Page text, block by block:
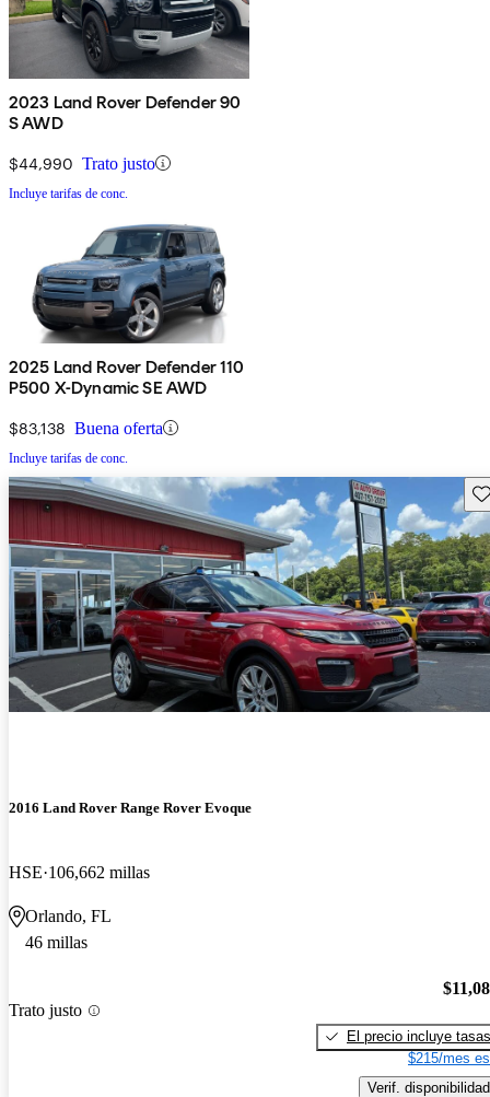
2023 Land Rover Defender 90
S AWD
$44,990 Trato justo
Incluye tarifas de conc.
2025 Land Rover Defender 110
P500 X-Dynamic SE AWD
$83,138 Buena oferta
Incluye tarifas de conc.
2016 Land Rover Range Rover Evoque
HSE 106,662 millas
Orlando, FL
46 millas
Trato justo
El precio incluye tasas
$215/mes
Verif. disponibilidad